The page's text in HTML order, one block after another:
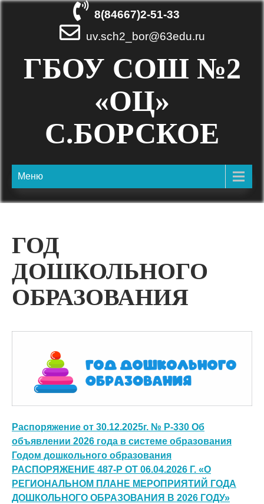
8(84667)2-51-33
uv.sch2_bor@63edu.ru
ГБОУ СОШ №2
«ОЦ»
С.БОРСКОЕ
Меню
ГОД
ДОШКОЛЬНОГО
ОБРАЗОВАНИЯ
Распоряжение от 30.12.2025г. № Р-330 Об
объявлении 2026 года в системе образования
Годом дошкольного образования
РАСПОРЯЖЕНИЕ 487-Р ОТ 06.04.2026 Г. «О
РЕГИОНАЛЬНОМ ПЛАНЕ МЕРОПРИЯТИЙ ГОДА
ДОШКОЛЬНОГО ОБРАЗОВАНИЯ В 2026 ГОДУ»